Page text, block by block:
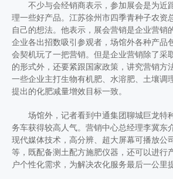
不少与会经销商表示，参加展会是为近
理一些好产品。江苏徐州市四季青种子农资
自己的想法。他表示，展会营销是企业营销
企业各出招数吸引参观者，场馆外各种产品
会契机玩了一把营销。但是企业营销除了采
的形式外，还要紧跟国家政策，讲究营销方
一些企业主打生物有机肥、水溶肥、土壤调
提出的化肥减量增效目标一致。
场馆外，记者看到中通集团聊城巨龙特
务车获得较高人气。营销中心总经理李冀东
现代媒体技术，高分辨、超大屏幕可播放公
等，既配备测土配方施肥仪器，还可以进行
户个性化需求，为解决农化服务最后一公里